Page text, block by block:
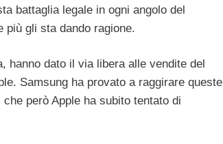
battaglia legale in ogni angolo del
più gli sta dando ragione.
hanno dato il via libera alle vendite del
Samsung ha provato a raggirare queste
che però Apple ha subito tentato di